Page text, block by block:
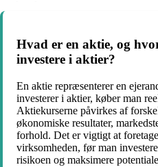
Hvad er en aktie, og
investere i aktier?
En aktie repræsenterer en
investerer i aktier, køber man
Aktiekurserne påvirkes af
økonomiske resultater,
forhold. Det er vigtigt at
virksomheden, før man
risikoen og maksimere